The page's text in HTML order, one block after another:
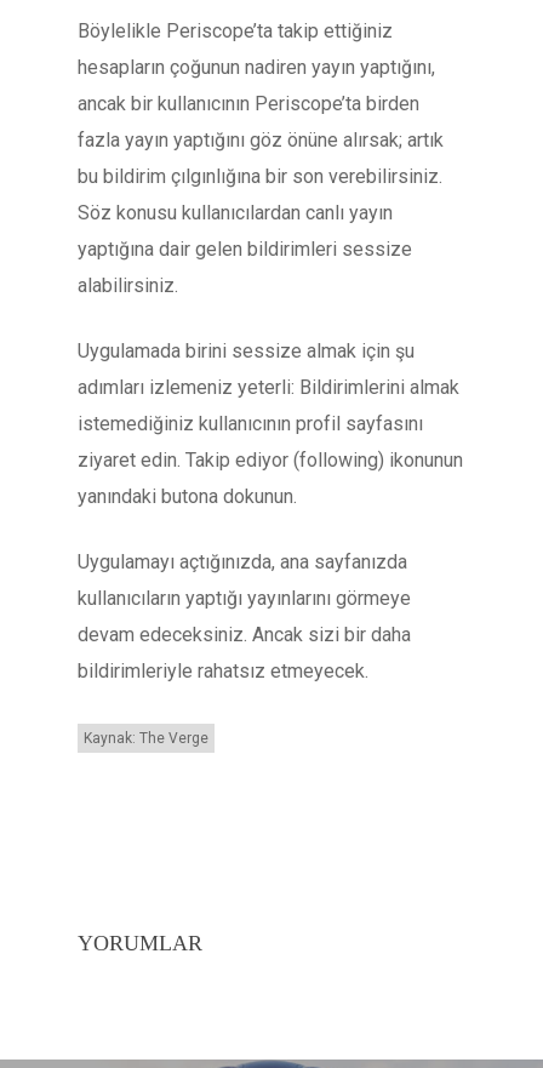
Böylelikle Periscope’ta takip ettiğiniz
hesapların çoğunun nadiren yayın yaptığını,
ancak bir kullanıcının Periscope’ta birden
fazla yayın yaptığını göz önüne alırsak; artık
bu bildirim çılgınlığına bir son verebilirsiniz.
Söz konusu kullanıcılardan canlı yayın
yaptığına dair gelen bildirimleri sessize
alabilirsiniz.
Uygulamada birini sessize almak için şu
adımları izlemeniz yeterli: Bildirimlerini almak
istemediğiniz kullanıcının profil sayfasını
ziyaret edin. Takip ediyor (following) ikonunun
yanındaki butona dokunun.
Uygulamayı açtığınızda, ana sayfanızda
kullanıcıların yaptığı yayınlarını görmeye
devam edeceksiniz. Ancak sizi bir daha
bildirimleriyle rahatsız etmeyecek.
Kaynak: The Verge
YORUMLAR